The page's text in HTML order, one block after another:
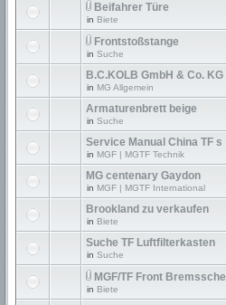
Beifahrer Türe
in Biete
Frontstoßstange
in Suche
B.C.KOLB GmbH & Co.
in MG Allgemein
Armaturenbrett beige
in Suche
Service Manual China TF s
in MGF | MGTF Technik
MG centenary Gaydon
in MGF | MGTF International
Brookland zu verkaufen
in Biete
Suche TF Luftfilterkasten
in Suche
MGF/TF Front
in Biete